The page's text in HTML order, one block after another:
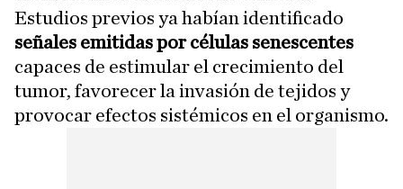
Estudios previos ya habían identificado
señales emitidas por células senescentes
capaces de estimular el crecimiento del
tumor, favorecer la invasión de tejidos y
provocar efectos sistémicos en el organismo.